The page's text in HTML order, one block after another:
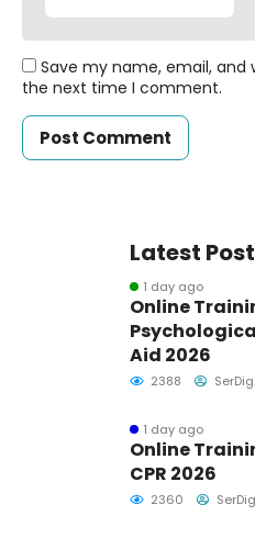
Save my name, email, and
the next time I comment.
Latest Post
1 day ago
Online
Aid 2026
2388
1 day ago
Online
CPR 2026
2360